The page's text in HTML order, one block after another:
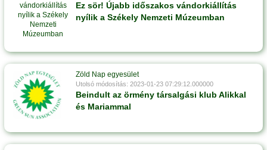
Ez sör! Újabb időszakos vándorkiállítás
nyílik a Székely Nemzeti Múzeumban
Zöld Nap egyesület
Utolsó módosítás: 2023-01-23 07:29:12.000000
Beindult az örmény társalgási klub Alikkal
és Mariammal